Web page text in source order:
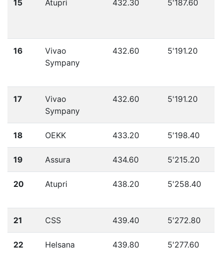
15 Atupri 432.30 5'187.60
16
Vivao
Sympany
432.60 5'191.20
17
Vivao
Sympany
432.60 5'191.20
18 OEKK 433.20 5'198.40
19 Assura 434.60 5'215.20
20 Atupri 438.20 5'258.40
21 CSS 439.40 5'272.80
22 Helsana 439.80 5'277.60